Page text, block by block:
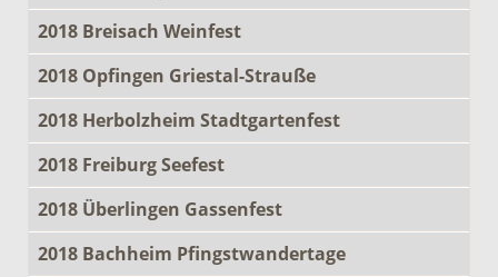
2018 Breisach Weinfest
2018 Opfingen Griestal-Strauße
2018 Herbolzheim Stadtgartenfest
2018 Freiburg Seefest
2018 Überlingen Gassenfest
2018 Bachheim Pfingstwandertage